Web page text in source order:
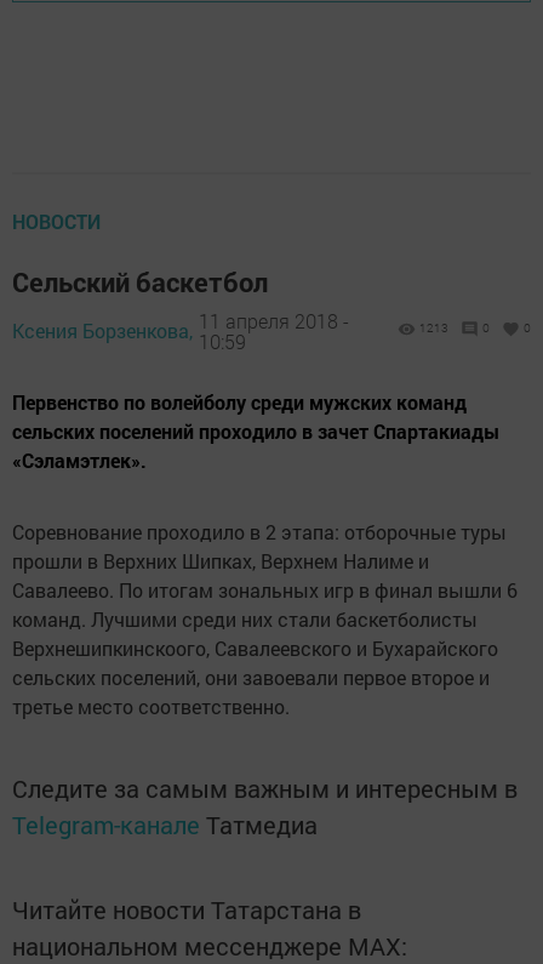
НОВОСТИ
Сельский баскетбол
Ксения Борзенкова, 11 апреля 2018 -
10:59
1213 0 0
Первенство по волейболу среди мужских команд
сельских поселений проходило в зачет Спартакиады
«Сэламэтлек».
Соревнование проходило в 2 этапа: отборочные туры
прошли в Верхних Шипках, Верхнем Налиме и
Савалеево. По итогам зональных игр в финал вышли 6
команд. Лучшими среди них стали баскетболисты
Верхнешипкинскоого, Савалеевского и Бухарайского
сельских поселений, они завоевали первое второе и
третье место соответственно.
Следите за самым важным и интересным в
Telegram-канале Татмедиа
Читайте новости Татарстана в
национальном мессенджере MАХ: